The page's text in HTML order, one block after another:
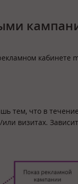
тем, что в
визитах.